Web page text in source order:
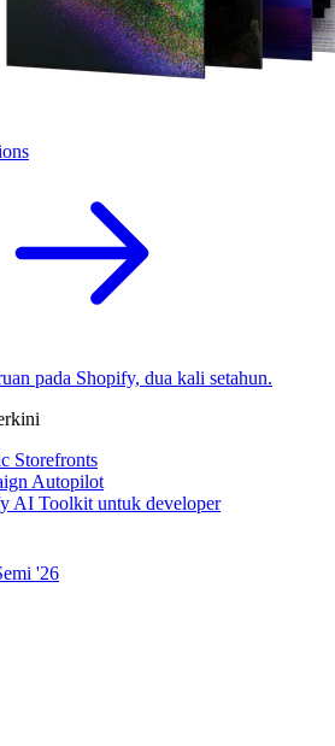
pada Shopify, dua kali setahun.
Storefronts
Autopilot
AI Toolkit untuk developer
'26